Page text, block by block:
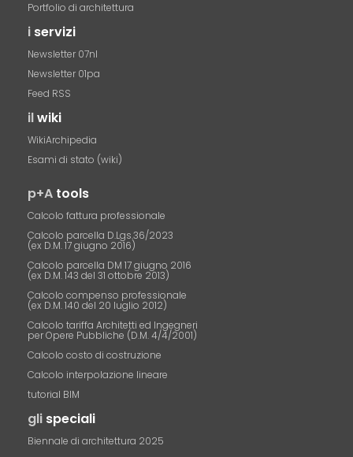
Portfolio di architettura
i servizi
Newsletter 07nl
Newsletter 01pa
Feed RSS
ilwiki
WikiArchipedia
Esami di stato (wiki)
p+A tools
Calcolo fattura professionale
Calcolo parcella D.Lgs.36/2023
(ex D.M. 17 giugno 2016)
Calcolo parcella DM 17 giugno 2016
(ex D.M. 143 del 31 ottobre 2013)
Calcolo compenso professionale
(ex D.M. 140 del 20 luglio 2012)
Calcolo tariffa Architetti ed Ingegneri
per Opere Pubbliche (D.M. 4/4/2001)
Calcolo costo di costruzione
Calcolo interpolazione lineare
tutorial BIM
gli speciali
Biennale di architettura 2025